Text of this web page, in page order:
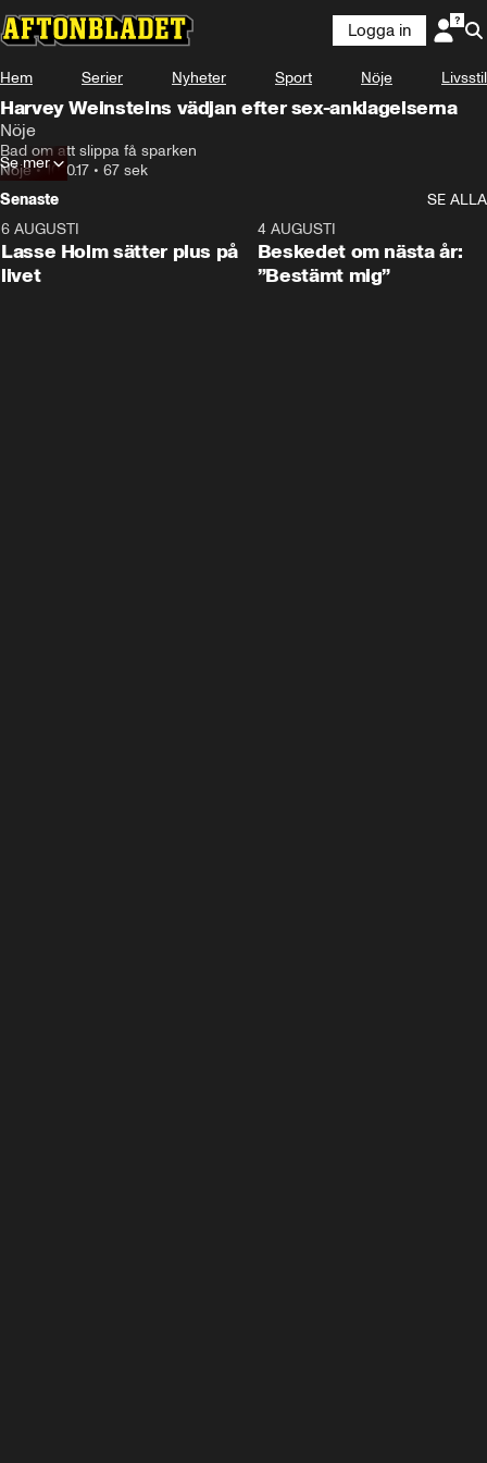
Logga in
Hem Serier Nyheter Sport Nöje Livsstil
Harvey Weinsteins vädjan efter sex-anklagelserna
Nöje
Bad om att slippa få sparken
Nöje•10.10.17 • 67 sek
Se mer
Senaste
SE ALLA
6 AUGUSTI
Lasse Holm sätter plus på
livet
4 AUGUSTI
Beskedet om nästa år:
”Bestämt mig”